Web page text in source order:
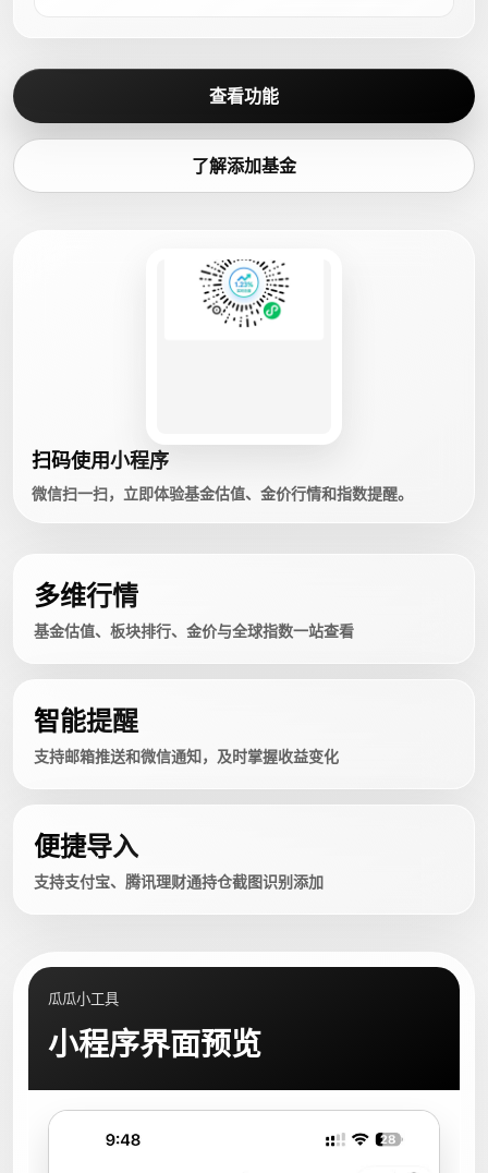
查看功能
了解添加基金
扫码使用小程序
微信扫一扫，立即体验基金估值、金价行情和指数提醒。
多维行情
基金估值、板块排行、金价与全球指数一站查看
智能提醒
支持邮箱推送和微信通知，及时掌握收益变化
便捷导入
支持支付宝、腾讯理财通持仓截图识别添加
瓜瓜小工具
小程序界面预览